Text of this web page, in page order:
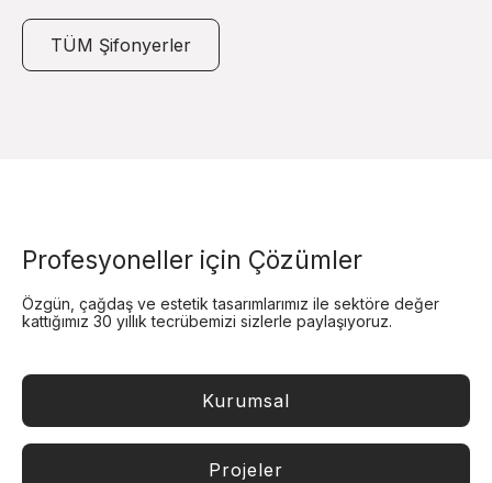
TÜM Şifonyerler
Profesyoneller için Çözümler
Özgün, çağdaş ve estetik tasarımlarımız ile sektöre değer
kattığımız 30 yıllık tecrübemizi sizlerle paylaşıyoruz.
Kurumsal
Projeler